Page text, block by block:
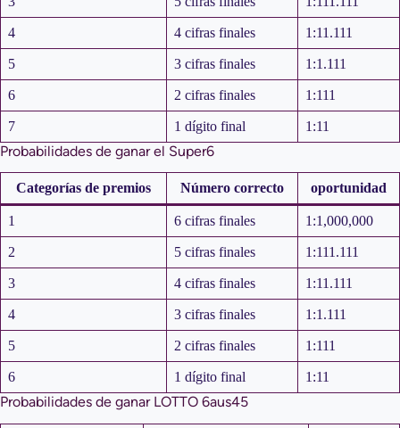
4 4 cifras finales 1:11.111
5 3 cifras finales 1:1.111
6 2 cifras finales 1:111
7 1 dígito final 1:11
Probabilidades de ganar el Super6
Categorías de premios Número correcto oportunidad
1 6 cifras finales 1:1,000,000
2 5 cifras finales 1:111.111
3 4 cifras finales 1:11.111
4 3 cifras finales 1:1.111
5 2 cifras finales 1:111
6 1 dígito final 1:11
Probabilidades de ganar LOTTO 6aus45